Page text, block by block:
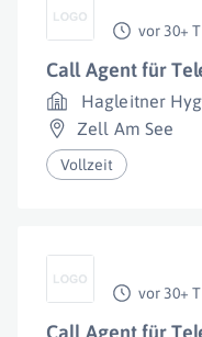
vor 30+ T
Call Agent für
Hagleitner
Zell Am See
Vollzeit
vor 30+ T
Call Agent für